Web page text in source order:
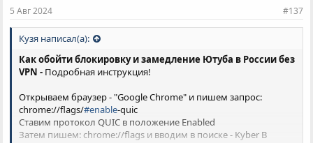
:
5 Авг 2024 #137
Кузя написал(а):
Как обойти блокировку и замедление Ютуба в России без
VPN - Подробная инструкция!
Открываем браузер - "Google Chrome" и пишем запрос:
chrome://flags/#enable-quic
Ставим протокол QUIC в положение Enabled
Затем пишем: chrome://flags и вводим в поиске - Kyber В